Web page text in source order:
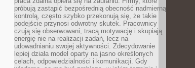
próbują zastąpić bezpośrednią obecność nadmierną
kontrolą, często szybko przekonują się, że takie
podejście przynosi odwrotny skutek. Pracownicy
czują się obserwowani, tracą motywację i skupiają
energię nie na realizacji zadań, lecz na
udowadnianiu swojej aktywności. Zdecydowanie
lepiej działa model oparty na jasno określonych
celach, odpowiedzialności i komunikacji. Gdy